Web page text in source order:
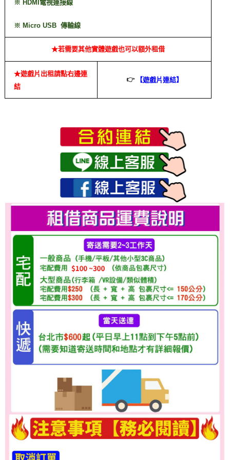
※ HDMI電視連接線
※ Micro USB 傳輸線
★若需要其他實體遊戲也可以額外租借
★遊戲片出租請點右邊連
結
👉 【遊戲片連結】